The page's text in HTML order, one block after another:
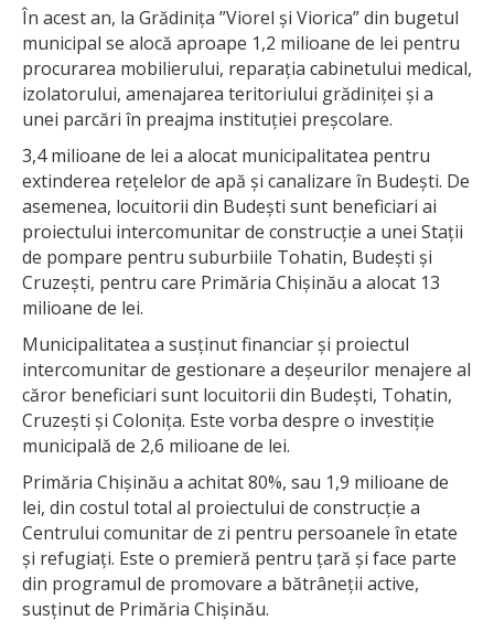
În acest an, la Grădinița ”Viorel și Viorica” din bugetul
municipal se alocă aproape 1,2 milioane de lei pentru
procurarea mobilierului, reparația cabinetului medical,
izolatorului, amenajarea teritoriului grădiniței și a
unei parcări în preajma instituției preșcolare.
3,4 milioane de lei a alocat municipalitatea pentru
extinderea rețelelor de apă și canalizare în Budești. De
asemenea, locuitorii din Budești sunt beneficiari ai
proiectului intercomunitar de construcție a unei Stații
de pompare pentru suburbiile Tohatin, Budești și
Cruzești, pentru care Primăria Chișinău a alocat 13
milioane de lei.
Municipalitatea a susținut financiar și proiectul
intercomunitar de gestionare a deșeurilor menajere al
căror beneficiari sunt locuitorii din Budești, Tohatin,
Cruzești și Colonița. Este vorba despre o investiție
municipală de 2,6 milioane de lei.
Primăria Chișinău a achitat 80%, sau 1,9 milioane de
lei, din costul total al proiectului de construcție a
Centrului comunitar de zi pentru persoanele în etate
și refugiați. Este o premieră pentru țară și face parte
din programul de promovare a bătrâneții active,
susținut de Primăria Chișinău.